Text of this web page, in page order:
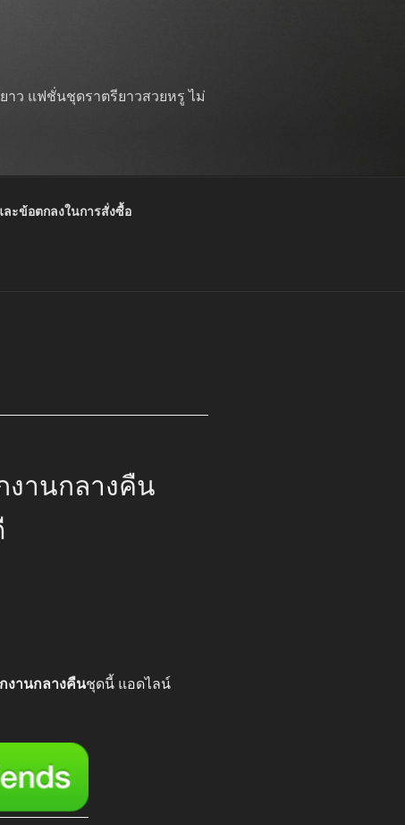
าว แฟชั่นชุดราตรียาวสวยหรู ไม่
ละข้อตกลงในการสั่งซื้อ
งานกลางคืน
งานกลางคืนชุดนี้ แอดไลน์